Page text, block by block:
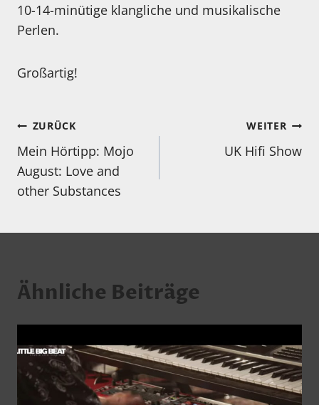
10-14-minütige klangliche und musikalische
Perlen.
Großartig!
Beitragsnavigation
ZURÜCK
Mein Hörtipp: Mojo
August: Love and
other Substances
WEITER
UK Hifi Show
Ähnliche Beiträge